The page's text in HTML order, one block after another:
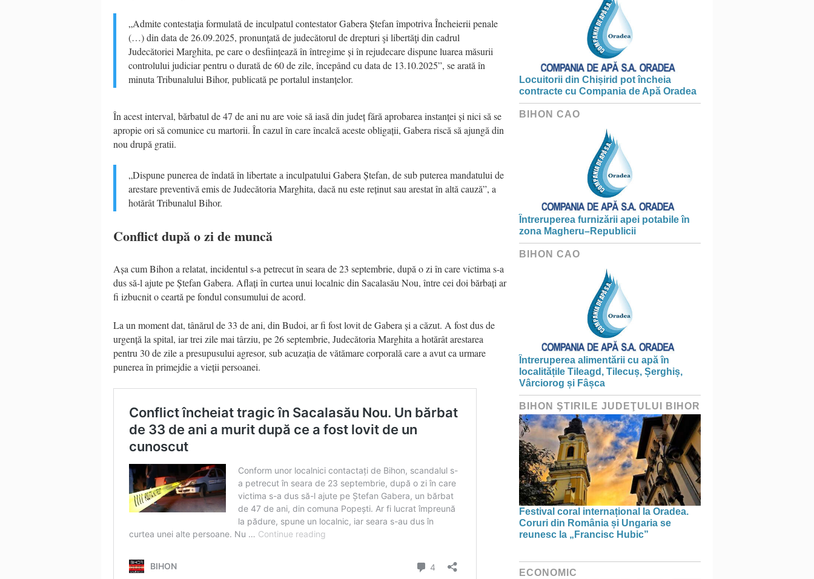
„Admite contestaţia formulată de inculpatul contestator Gabera Ștefan împotriva Încheierii penale
(…) din data de 26.09.2025, pronunţată de judecătorul de drepturi şi libertăţi din cadrul
Judecătoriei Marghita, pe care o desființează în întregime și în rejudecare dispune luarea măsurii
controlului judiciar pentru o durată de 60 de zile, începând cu data de 13.10.2025”, se arată în
minuta Tribunalului Bihor, publicată pe portalul instanțelor.
În acest interval, bărbatul de 47 de ani nu are voie să iasă din județ fără aprobarea instanței și nici să se
apropie ori să comunice cu martorii. În cazul în care încalcă aceste obligații, Gabera riscă să ajungă din
nou drupă gratii.
„Dispune punerea de îndată în libertate a inculpatului Gabera Ștefan, de sub puterea mandatului de
arestare preventivă emis de Judecătoria Marghita, dacă nu este reținut sau arestat în altă cauză”, a
hotărât Tribunalul Bihor.
Conflict după o zi de muncă
Așa cum Bihon a relatat, incidentul s-a petrecut în seara de 23 septembrie, după o zi în care victima s-a
dus să-l ajute pe Ștefan Gabera. Aflați în curtea unui localnic din Sacalasău Nou, între cei doi bărbați ar
fi izbucnit o ceartă pe fondul consumului de acord.
La un moment dat, tânărul de 33 de ani, din Budoi, ar fi fost lovit de Gabera și a căzut. A fost dus de
urgență la spital, iar trei zile mai târziu, pe 26 septembrie, Judecătoria Marghita a hotărât arestarea
pentru 30 de zile a presupusului agresor, sub acuzația de vătămare corporală care a avut ca urmare
punerea în primejdie a vieții persoanei.
Locuitorii din Chișirid pot încheia
contracte cu Compania de Apă Oradea
BIHON CAO
Întreruperea furnizării apei potabile în
zona Magheru–Republicii
BIHON CAO
Întreruperea alimentării cu apă în
localitățile Tileagd, Tilecuș, Șerghiș,
Vârciorog și Fâșca
BIHON ŞTIRILE JUDEŢULUI BIHOR
Festival coral internațional la Oradea.
Coruri din România și Ungaria se
reunesc la „Francisc Hubic”
ECONOMIC